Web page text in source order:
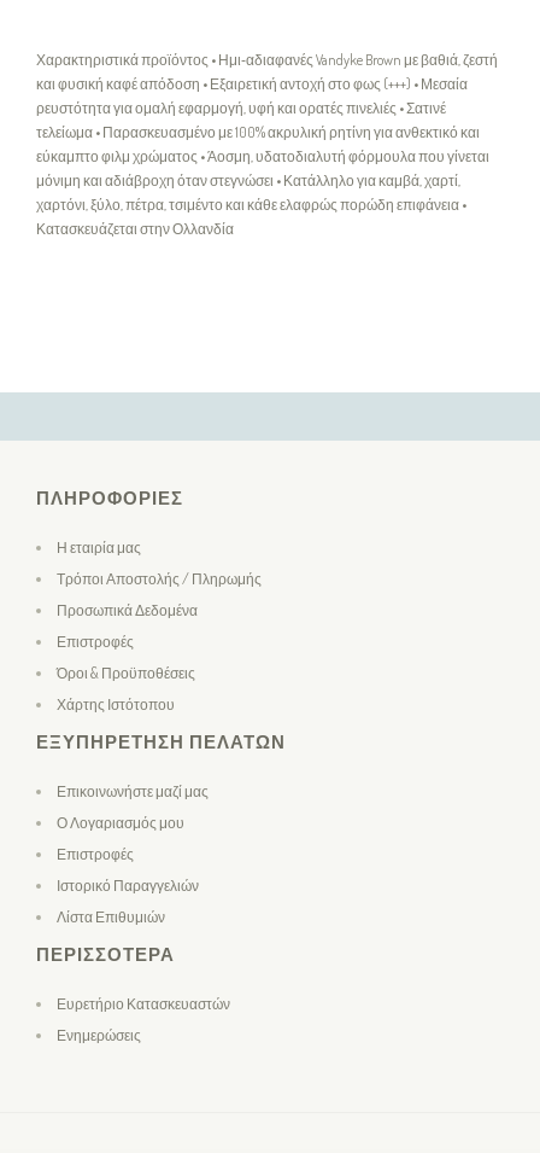
Χαρακτηριστικά προϊόντος • Ημι‑αδιαφανές Vandyke Brown με βαθιά, ζεστή
και φυσική καφέ απόδοση • Εξαιρετική αντοχή στο φως (+++) • Μεσαία
ρευστότητα για ομαλή εφαρμογή, υφή και ορατές πινελιές • Σατινέ
τελείωμα • Παρασκευασμένο με 100% ακρυλική ρητίνη για ανθεκτικό και
εύκαμπτο φιλμ χρώματος • Άοσμη, υδατοδιαλυτή φόρμουλα που γίνεται
μόνιμη και αδιάβροχη όταν στεγνώσει • Κατάλληλο για καμβά, χαρτί,
χαρτόνι, ξύλο, πέτρα, τσιμέντο και κάθε ελαφρώς πορώδη επιφάνεια •
Κατασκευάζεται στην Ολλανδία
ΠΛΗΡΟΦΟΡΊΕΣ
Η εταιρία μας
Τρόποι Αποστολής / Πληρωμής
Προσωπικά Δεδομένα
Επιστροφές
Όροι & Προϋποθέσεις
Χάρτης Ιστότοπου
ΕΞΥΠΗΡΈΤΗΣΗ ΠΕΛΑΤΏΝ
Επικοινωνήστε μαζί μας
Ο Λογαριασμός μου
Επιστροφές
Ιστορικό Παραγγελιών
Λίστα Επιθυμιών
ΠΕΡΙΣΣΌΤΕΡΑ
Ευρετήριο Κατασκευαστών
Ενημερώσεις